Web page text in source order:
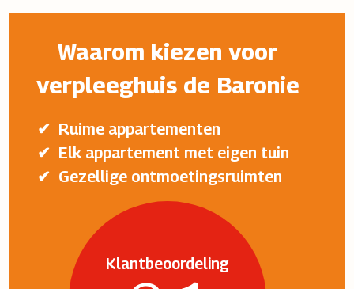
Waarom kiezen voor
verpleeghuis de Baronie
Ruime appartementen
Elk appartement met eigen tuin
Gezellige ontmoetingsruimten
Klantbeoordeling